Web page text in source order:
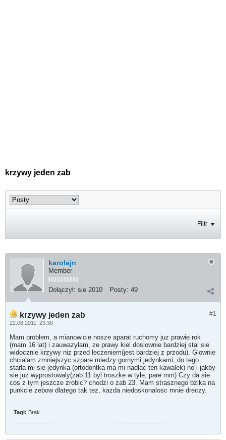
krzywy jeden zab
Filtr
karolajn
Member
Dołączył: sie 2010 Posty: 49
#1
krzywy jeden zab
22.08.2011, 23:30
Mam problem, a mianowicie nosze aparat ruchomy juz prawie rok
(mam 16 lat) i zauwazylam, ze prawy kiel doslownie bardziej stal sie
widocznie krzywy niz przed leczeniem(jest bardziej z przodu). Glownie
chcialam zmniejszyc szpare miedzy gornymi jedynkami, do tego
starla mi sie jedynka (ortodontka ma mi nadlac ten kawalek) no i jakby
sie juz wyprostowaly(zab 11 byl troszke w tyle, pare mm) Czy da sie
cos z tym jeszcze zrobic? chodzi o zab 23. Mam strasznego bzika na
punkcie zebow dlatego tak tez, kazda niedoskonalosc mnie dreczy.
Tagi: Brak